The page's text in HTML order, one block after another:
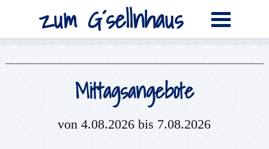
zum G´sellnhaus
Mittagsangebote
von 4.08.2026 bis 7.08.2026